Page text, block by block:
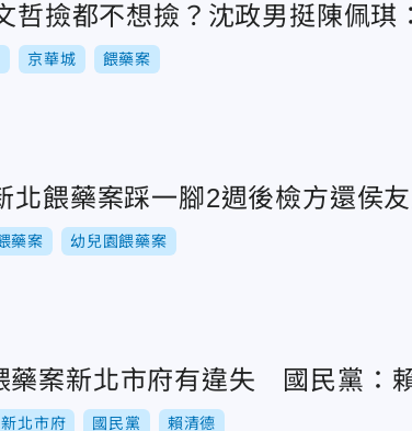
哲撿都不想撿？沈政男挺陳佩琪
京華城 餵藥案
北餵藥案踩一腳2週後檢方還侯
藥案 幼兒園餵藥案
藥案新北市府有違失 國民黨：
新北市府 國民黨 賴清德